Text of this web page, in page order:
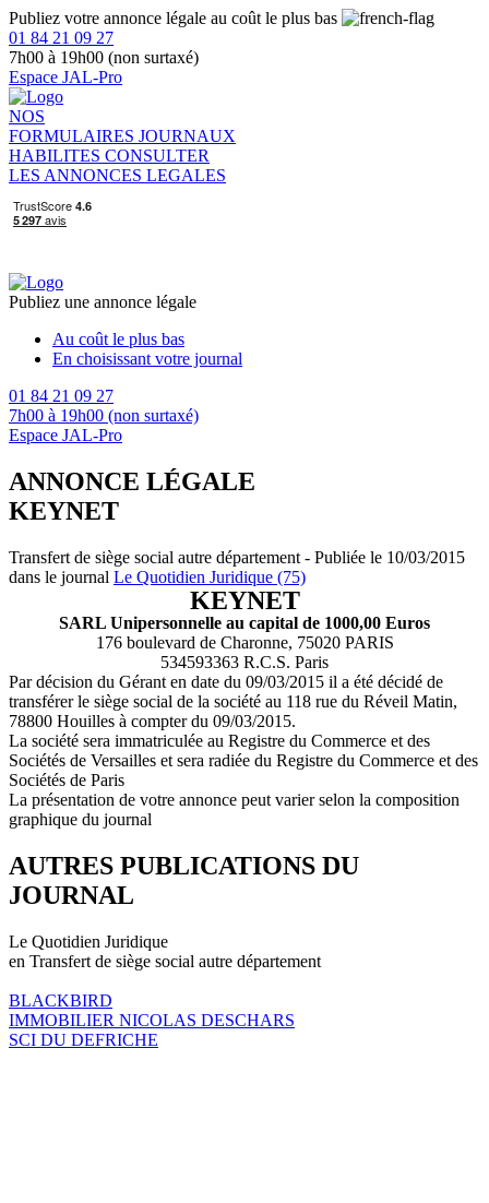
Publiez votre annonce légale au coût le plus bas
01 84 21 09 27
7h00 à 19h00 (non surtaxé)
Espace JAL-Pro
NOS
FORMULAIRES JOURNAUX
HABILITES CONSULTER
LES ANNONCES LEGALES
Publiez une annonce légale
Au coût le plus bas
En choisissant votre journal
01 84 21 09 27
7h00 à 19h00 (non surtaxé)
Espace JAL-Pro
ANNONCE LÉGALE
KEYNET
Transfert de siège social autre département - Publiée le 10/03/2015
dans le journal Le Quotidien Juridique (75)
KEYNET
SARL Unipersonnelle au capital de 1000,00 Euros
176 boulevard de Charonne, 75020 PARIS
534593363 R.C.S. Paris
Par décision du Gérant en date du 09/03/2015 il a été décidé de
transférer le siège social de la société au 118 rue du Réveil Matin,
78800 Houilles à compter du 09/03/2015.
La société sera immatriculée au Registre du Commerce et des
Sociétés de Versailles et sera radiée du Registre du Commerce et des
Sociétés de Paris
La présentation de votre annonce peut varier selon la composition
graphique du journal
AUTRES PUBLICATIONS DU
JOURNAL
Le Quotidien Juridique
en Transfert de siège social autre département
BLACKBIRD
IMMOBILIER NICOLAS DESCHARS
SCI DU DEFRICHE